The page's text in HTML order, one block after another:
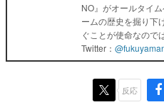
NO』がオールタイ
ームの歴史を掘り下
ぐことが使命なので
Twitter：
反応